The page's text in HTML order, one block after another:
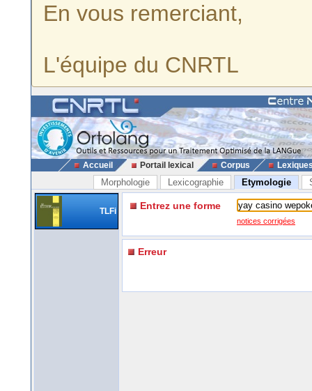
En vous remerciant,
L'équipe du CNRTL
Accueil Portail lexical Corpus
Morphologie Lexicographie Etymologie
TLFi Entrez une forme
notices corrigées
Erreur